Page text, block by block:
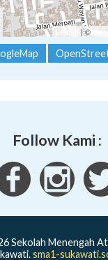
Leaflet | ©
Follow Kami :
Sekolah Menengah
sma1-